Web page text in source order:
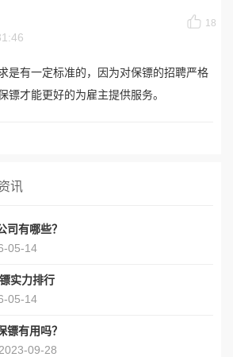
18
是有一定标准的，因为对保镖的招聘严格
镖才能更好的为雇主提供服务。
讯
司有哪些？
05-14
实力排行
05-14
镖有用吗？
2023-09-28